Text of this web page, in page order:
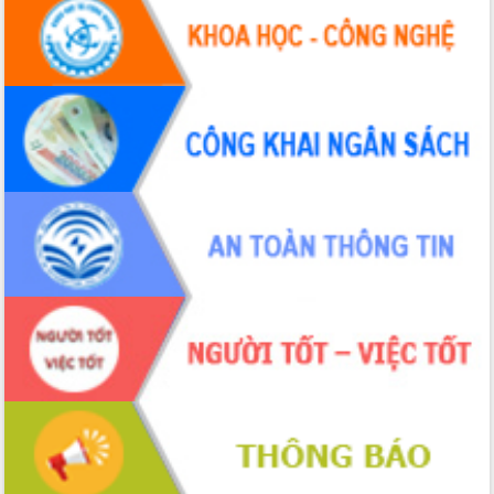
Hội thảo khoa học “Giải pháp thúc đẩy
phát triển nền kinh tế xanh tại tỉnh
Đắk Lắk”
Tăng cường giám sát, đôn đốc thực
hiện nhiệm vụ quản lý tài sản công
hàng tuần
Tháo gỡ những vướng mắc, đẩy mạnh
công tác cải cách thủ tục hành chính
tại Trung tâm Phục vụ hành chính
công tỉnh
Đắk Lắk: Tôn vinh 46 giải pháp tại Hội
thi Sáng tạo Kỹ thuật 2024 - 2025
Đắk Lắk rà soát, điều chỉnh Đề án 190
về phát triển nuôi trồng thủy sản
Phó Chủ tịch UBND tỉnh Đắk Lắk
Trương Công Thái kiểm tra thực địa
Dự án cao tốc Khánh Hòa - Buôn Ma
Thuột
Định vị cà phê Việt Nam như một “di
sản sống” trong dòng chảy toàn cầu